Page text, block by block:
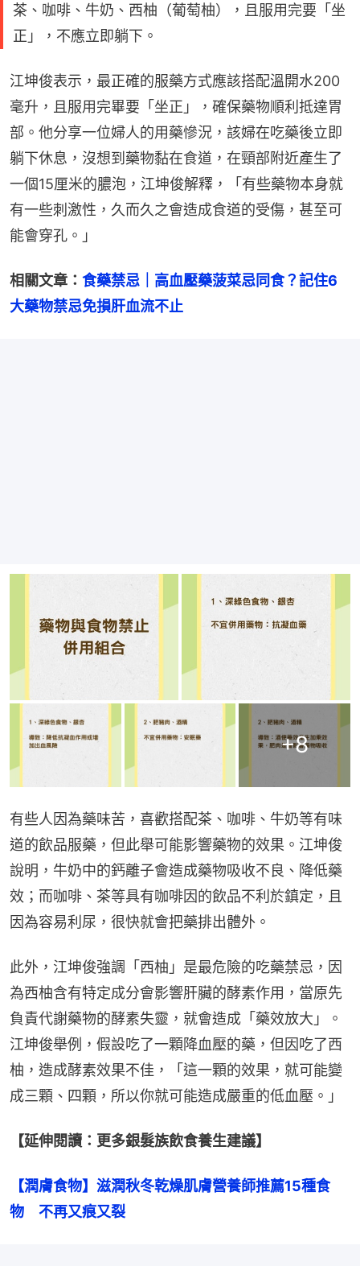
茶、咖啡、牛奶、西柚（葡萄柚），且服用完要「坐
正」，不應立即躺下。
江坤俊表示，最正確的服藥方式應該搭配溫開水200
毫升，且服用完畢要「坐正」，確保藥物順利抵達胃
部。他分享一位婦人的用藥慘況，該婦在吃藥後立即
躺下休息，沒想到藥物黏在食道，在頸部附近產生了
一個15厘米的膿泡，江坤俊解釋，「有些藥物本身就
有一些刺激性，久而久之會造成食道的受傷，甚至可
能會穿孔。」
相關文章： 食藥禁忌｜高血壓藥菠菜忌同食？記住6
大藥物禁忌免損肝血流不止
+8
有些人因為藥味苦，喜歡搭配茶、咖啡、牛奶等有味
道的飲品服藥，但此舉可能影響藥物的效果。江坤俊
說明，牛奶中的鈣離子會造成藥物吸收不良、降低藥
效；而咖啡、茶等具有咖啡因的飲品不利於鎮定，且
因為容易利尿，很快就會把藥排出體外。
此外，江坤俊強調「西柚」是最危險的吃藥禁忌，因
為西柚含有特定成分會影響肝臟的酵素作用，當原先
負責代謝藥物的酵素失靈，就會造成「藥效放大」。
江坤俊舉例，假設吃了一顆降血壓的藥，但因吃了西
柚，造成酵素效果不佳，「這一顆的效果，就可能變
成三顆、四顆，所以你就可能造成嚴重的低血壓。」
【延伸閱讀：更多銀髮族飲食養生建議】
【潤膚食物】滋潤秋冬乾燥肌膚營養師推薦15種食
物　不再又痕又裂